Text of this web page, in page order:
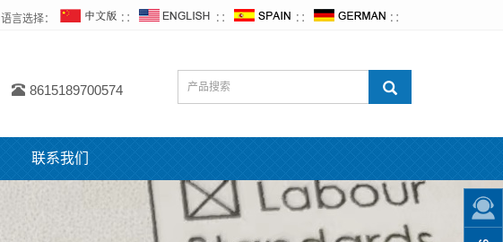
语言选择： ∷ ∷ ∷ ∷
8615189700574
联系我们